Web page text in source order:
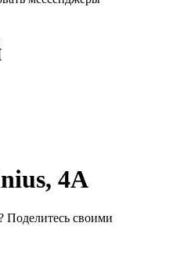
4A
Поделитесь своими